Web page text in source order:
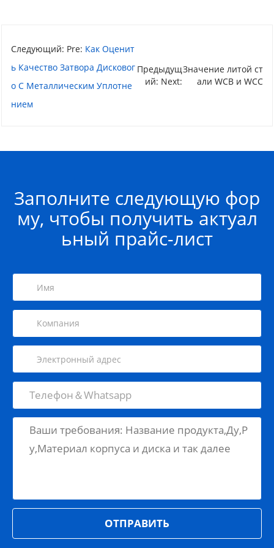
Следующий: Pre: Как Оценит
Ь Качество Затвора Дисковог
О С Металлическим Уплотне
Нием
Предыдущ
ий: Next:
Значение литой ст
али WCB и WCC
Заполните следующую фор
му, чтобы получить актуал
ьный прайс-лист